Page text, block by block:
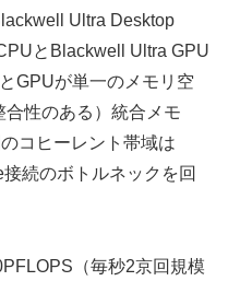
Ultra Desktop
とBlackwell Ultra GPU
GPUが単一のメモリ空
合性のある）統合メモ
コヒーレント帯域は
続のボトルネックを回
（毎秒2京回規模